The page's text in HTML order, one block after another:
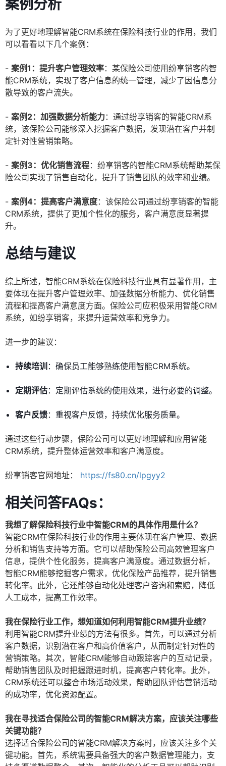
案例分析
为了更好地理解智能CRM系统在保险科技行业的作用，我们
可以看看以下几个案例：
- 案例1：提升客户管理效率：某保险公司使用纷享销客的智
能CRM系统，实现了客户信息的统一管理，减少了因信息分
散导致的客户流失。
- 案例2：加强数据分析能力：通过纷享销客的智能CRM系
统，该保险公司能够深入挖掘客户数据，发现潜在客户并制
定针对性营销策略。
- 案例3：优化销售流程：纷享销客的智能CRM系统帮助某保
险公司实现了销售自动化，提升了销售团队的效率和业绩。
- 案例4：提高客户满意度：该保险公司通过纷享销客的智能
CRM系统，提供了更加个性化的服务，客户满意度显著提
升。
总结与建议
综上所述，智能CRM系统在保险科技行业具有显著作用，主
要体现在提升客户管理效率、加强数据分析能力、优化销售
流程和提高客户满意度方面。保险公司应积极采用智能CRM
系统，如纷享销客，来提升运营效率和竞争力。
进一步的建议：
持续培训 ：确保员工能够熟练使用智能CRM系统。
定期评估：定期评估系统的使用效果，进行必要的调整。
客户反馈：重视客户反馈，持续优化服务质量。
通过这些行动步骤，保险公司可以更好地理解和应用智能
CRM系统，提升整体运营效率和客户满意度。
纷享销客官网地址： https://fs80.cn/lpgyy2
相关问答FAQs：
我想了解保险科技行业中智能CRM的具体作用是什么？
智能CRM在保险科技行业的作用主要体现在客户管理、数据
分析和销售支持等方面。它可以帮助保险公司高效管理客户
信息，提供个性化服务，提高客户满意度。通过数据分析，
智能CRM能够挖掘客户需求，优化保险产品推荐，提升销售
转化率。此外，它还能够自动化处理客户咨询和索赔，降低
人工成本，提高工作效率。
我在保险行业工作，想知道如何利用智能CRM提升业绩？
利用智能CRM提升业绩的方法有很多。首先，可以通过分析
客户数据，识别潜在客户和高价值客户，从而制定针对性的
营销策略。其次，智能CRM能够自动跟踪客户的互动记录，
帮助销售团队及时把握跟进时机，提高客户转化率。此外，
CRM系统还可以整合市场活动效果，帮助团队评估营销活动
的成功率，优化资源配置。
我在寻找适合保险公司的智能CRM解决方案，应该关注哪些
关键功能？
选择适合保险公司的智能CRM解决方案时，应该关注多个关
键功能。首先，系统需要具备强大的客户数据管理能力，支